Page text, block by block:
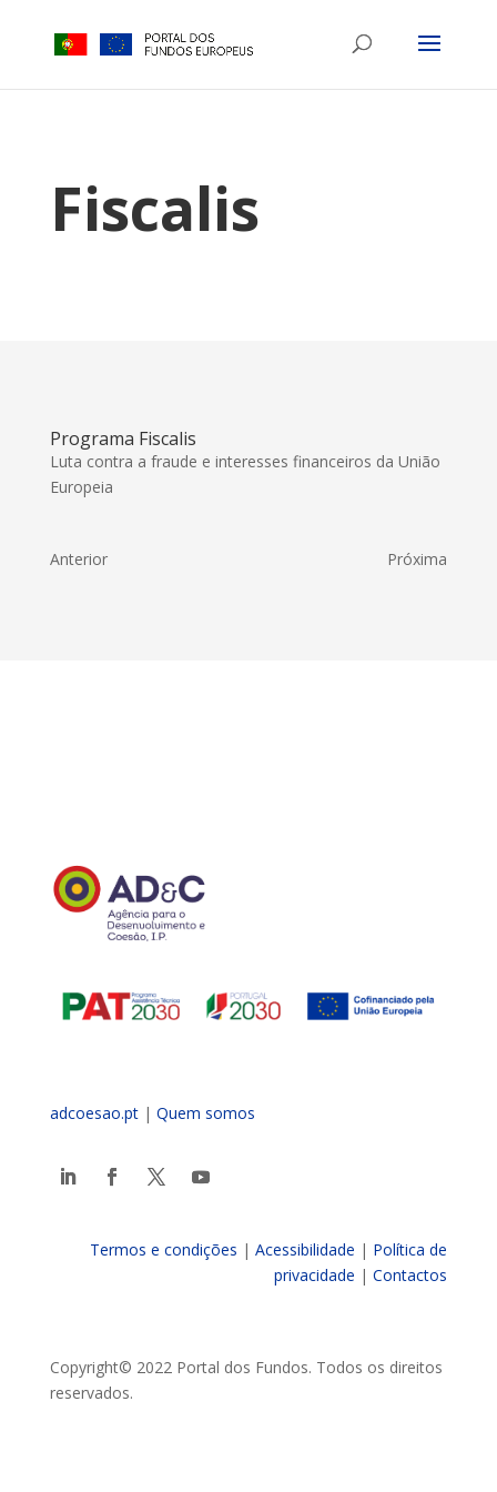
Fiscalis
Programa Fiscalis
Luta contra a fraude e interesses financeiros da União
Europeia
Anterior Próxima
adcoesao.pt| Quem somos
Termos e condições |Acessibilidade | Política de
privacidade |Contactos
Copyright© 2022 Portal dos Fundos. Todos os direitos
reservados.